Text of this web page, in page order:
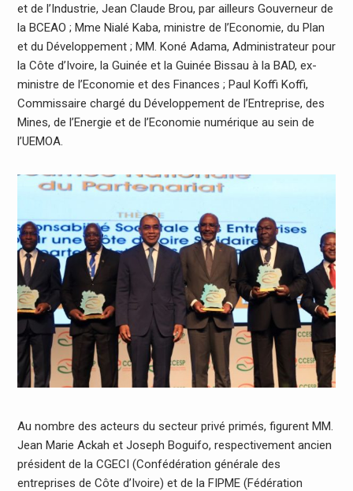
et de l’Industrie, Jean Claude Brou, par ailleurs Gouverneur de
la BCEAO ; Mme Nialé Kaba, ministre de l’Economie, du Plan
et du Développement ; MM. Koné Adama, Administrateur pour
la Côte d’Ivoire, la Guinée et la Guinée Bissau à la BAD, ex-
ministre de l’Economie et des Finances ; Paul Koffi Koffi,
Commissaire chargé du Développement de l’Entreprise, des
Mines, de l’Energie et de l’Economie numérique au sein de
l’UEMOA.
Au nombre des acteurs du secteur privé primés, figurent MM.
Jean Marie Ackah et Joseph Boguifo, respectivement ancien
président de la CGECI (Confédération générale des
entreprises de Côte d’Ivoire) et de la FIPME (Fédération